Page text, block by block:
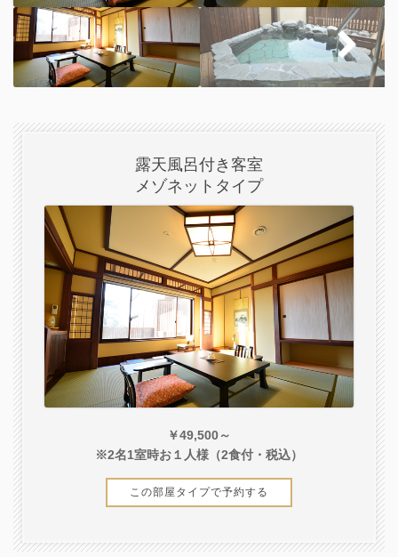
露天風呂付き客室
メゾネットタイプ
￥49,500～
※2名1室時お１人様（2食付・税込）
この部屋タイプで予約する